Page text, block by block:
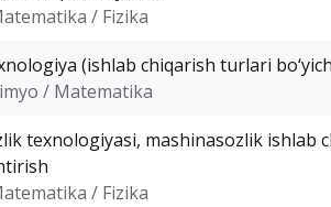
/ Fizika
(ishlab chiqarish turlari
/ Matematika
texnologiyasi, mashinasozlik ishlab
/ Fizika